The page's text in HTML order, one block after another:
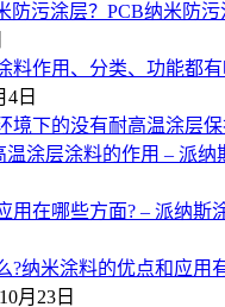
防污涂层？PCB纳米防
料作用、分类、功能都
4日
境下的没有耐高温涂层
温涂层涂料的作用 – 派纳
用在哪些方面? – 派纳斯
?纳米涂料的优点和应用
月23日